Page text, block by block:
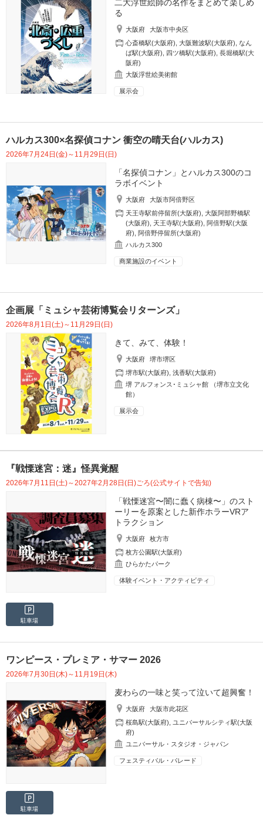
二大浮世絵師の名作をまとめて楽しめ
る
大阪府
大阪市中央区
心斎橋駅(大阪府) ,大阪難波駅(大阪府) ,なん
ば駅(大阪府)
四ツ橋駅(大阪府) ,長堀橋駅(大
阪府)
大阪浮世絵美術館
展示会
ハルカス300×名探偵コナン 衝空の晴天台(ハルカス)
2026年7月24日(金)～11月29日(日)
「名探偵コナン」とハルカス300のコ
ラボイベント
大阪府
大阪市阿倍野区
天王寺駅前停留所(大阪府) ,大阪阿部野橋駅
(大阪府)
天王寺駅(大阪府) ,阿倍野駅(大阪
府) ,阿倍野停留所(大阪府)
ハルカス300
商業施設のイベント
企画展「ミュシャ芸術博覧会リターンズ」
2026年8月1日(土)～11月29日(日)
きて、みて、体験！
大阪府
堺市堺区
堺市駅(大阪府) ,浅香駅(大阪府)
堺 アルフォンス･ミュシャ館 （堺市立文化
館）
展示会
『戦慄迷宮：迷』怪異覚醒
2026年7月11日(土)～2027年2月28日(日)ごろ(公式サイトで告知)
「戦慄迷宮〜闇に蠢く病棟〜」のスト
ーリーを原案とした新作ホラーVRア
トラクション
大阪府
枚方市
枚方公園駅(大阪府)
ひらかたパーク
体験イベント・アクティビティ
駐車場
ワンピース・プレミア・サマー 2026
2026年7月30日(木)～11月19日(木)
麦わらの一味と笑って泣いて超興奮！
大阪府
大阪市此花区
桜島駅(大阪府)
ユニバーサルシティ駅(大阪
府)
ユニバーサル・スタジオ・ジャパン
フェスティバル・パレード
駐車場